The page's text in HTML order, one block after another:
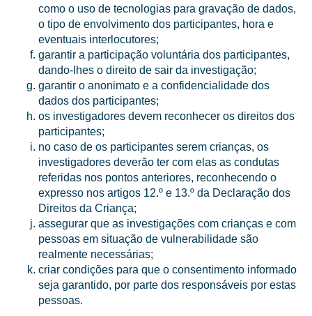
como o uso de tecnologias para gravação de dados,
o tipo de envolvimento dos participantes, hora e
eventuais interlocutores;
garantir a participação voluntária dos participantes,
dando-lhes o direito de sair da investigação;
garantir o anonimato e a confidencialidade dos
dados dos participantes;
os investigadores devem reconhecer os direitos dos
participantes;
no caso de os participantes serem crianças, os
investigadores deverão ter com elas as condutas
referidas nos pontos anteriores, reconhecendo o
expresso nos artigos 12.º e 13.º da Declaração dos
Direitos da Criança;
assegurar que as investigações com crianças e com
pessoas em situação de vulnerabilidade são
realmente necessárias;
criar condições para que o consentimento informado
seja garantido, por parte dos responsáveis por estas
pessoas.